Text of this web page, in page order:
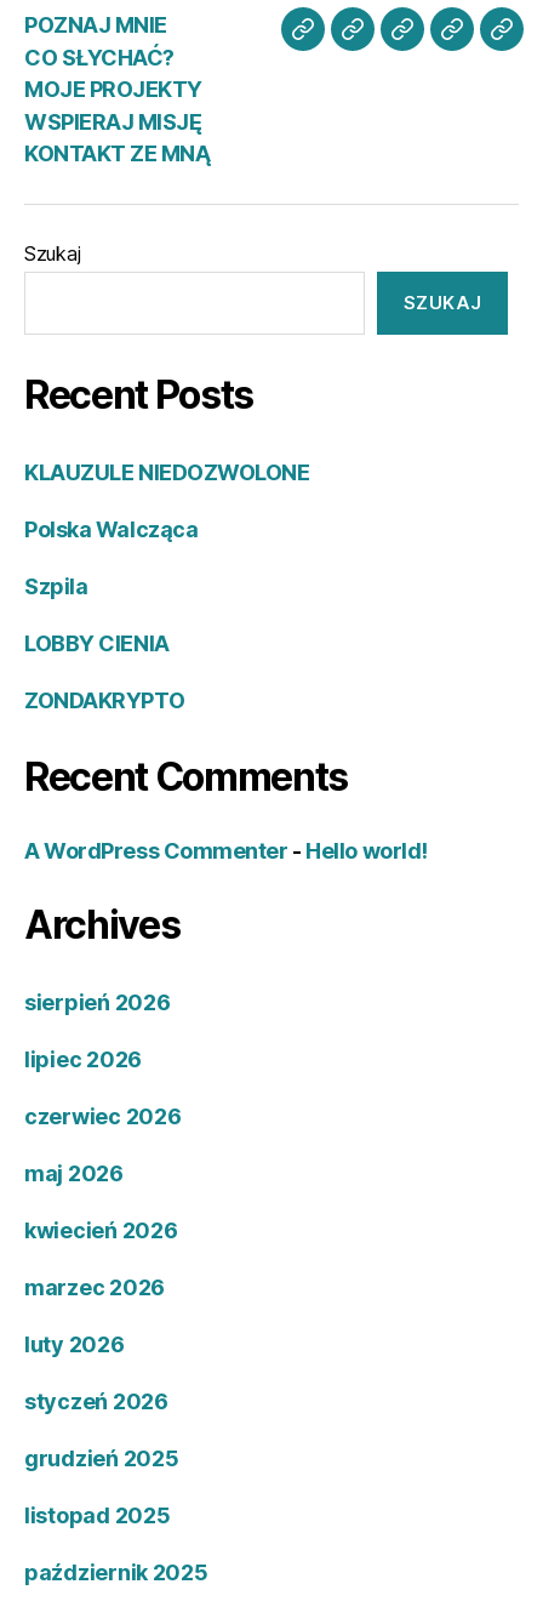
POZNAJ MNIE
CO SŁYCHAĆ?
MOJE PROJEKTY
WSPIERAJ MISJĘ
KONTAKT ZE MNĄ
POZNAJ
CO
MOJE
Szukaj
SZUKAJ
Recent Posts
KLAUZULE NIEDOZWOLONE
Polska Walcząca
Szpila
LOBBY CIENIA
ZONDAKRYPTO
Recent Comments
A WordPress Commenter - Hello world!
Archives
sierpień 2026
lipiec 2026
czerwiec 2026
maj 2026
kwiecień 2026
marzec 2026
luty 2026
styczeń 2026
grudzień 2025
listopad 2025
październik 2025